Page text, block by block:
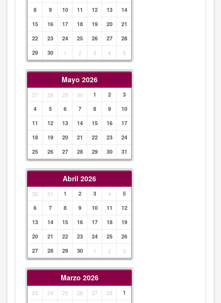
8
9 10 11 12 13
14
15
16 17 18 19 20
21
22
23 24 25 26 27
28
29
30 1 2 3 4 5
Mayo 2026
27 28 29 30 1 2
3
4
5 6 7 8 9
10
11
12 13 14 15 16
17
18
19 20 21 22 23
24
25
26 27 28 29 30 31
Abril 2026
30 31 1 2 3 4
5
6
7 8 9 10 11
12
13
14 15 16 17 18
19
20
21 22 23 24 25
26
27
28 29 30 1 2 3
Marzo 2026
23 24 25 26 27 28
1